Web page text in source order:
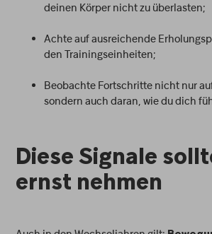
deinen Körper nicht zu überlasten;
Achte auf ausreichende
den Trainingseinheiten;
Beobachte Fortschritte nicht nur
sondern auch daran, wie du dich
Diese Signale
ernst nehmen